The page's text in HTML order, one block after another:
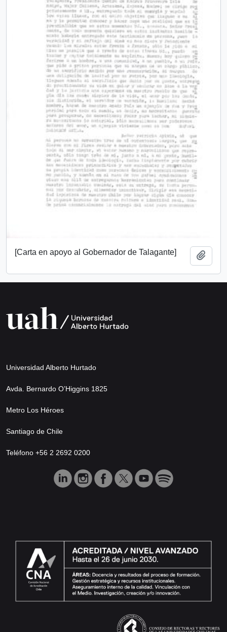
[Carta en apoyo al Gobernador de Talagante]
Universidad Alberto Hurtado
Avda. Bernardo O’Higgins 1825
Metro Los Héroes
Santiago de Chile
Teléfono +56 2 2692 0200